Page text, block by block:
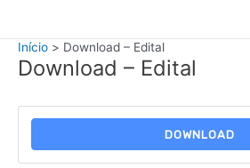
Início Download – Edital
Download – Edital
DOWNLOAD